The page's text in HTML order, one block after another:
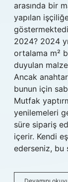
arasında bir
yapılan
2024? 2024
ortalama m²
duyulan
Ancak
bunun için
Mutfak
yenilemeleri
süre sipariş
içerir. Kendi
ederseniz,